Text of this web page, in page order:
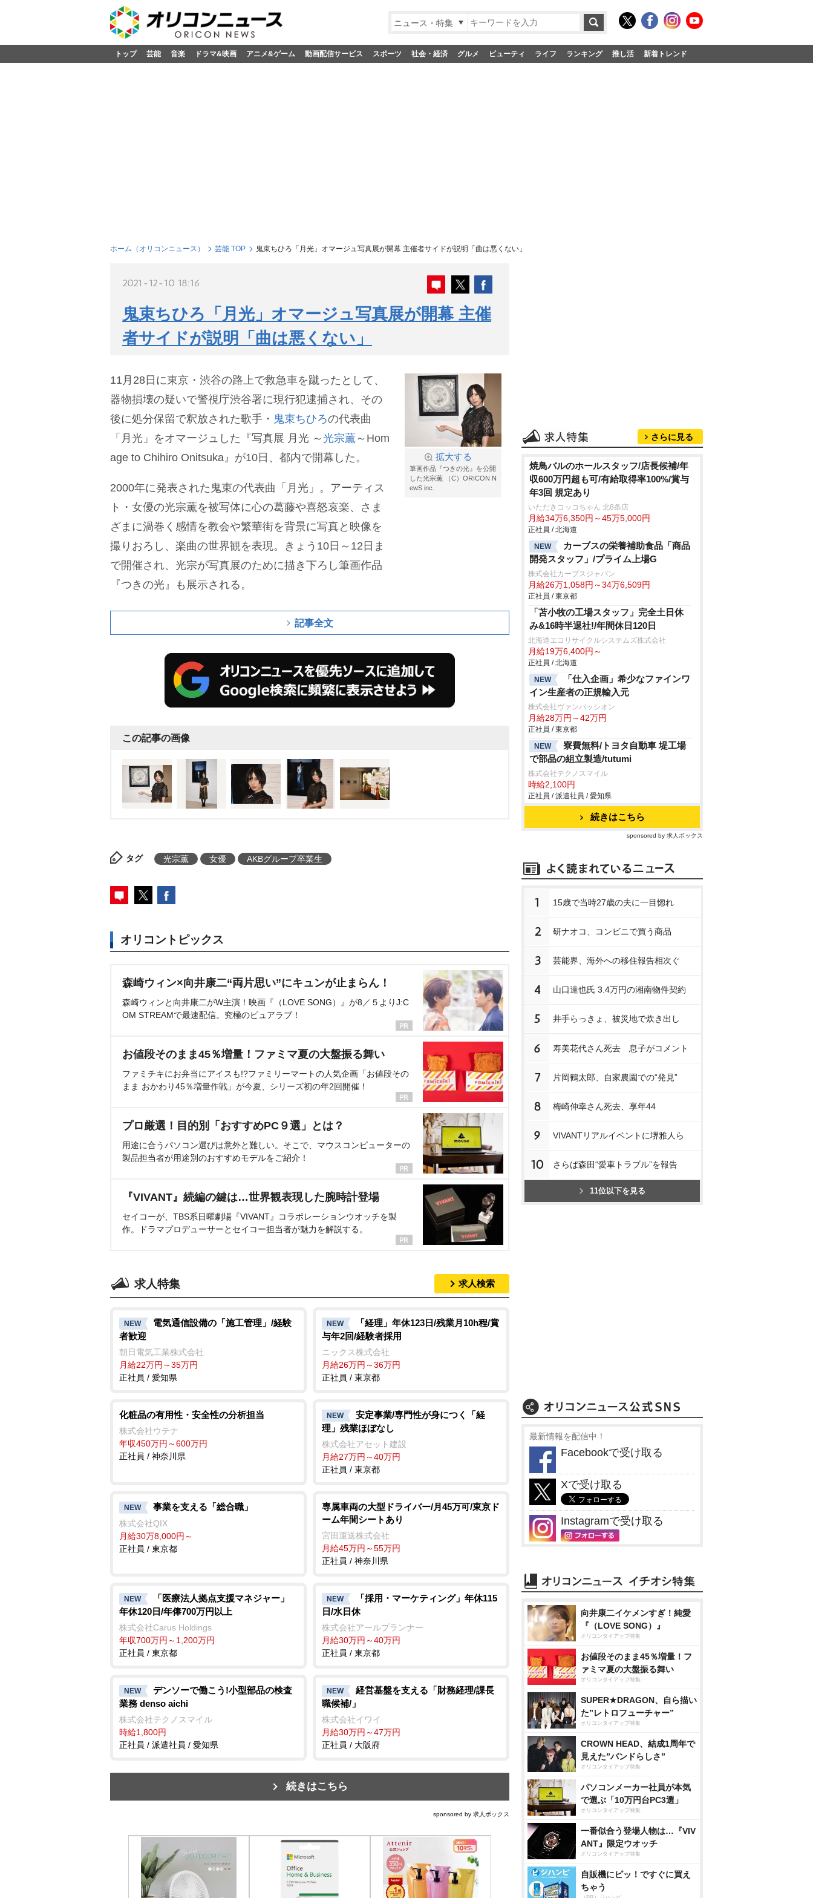
ニュース・特集
トップ 芸能 音楽 ドラマ&映画 アニメ&ゲーム 動画配信サービス スポーツ 社会・経済 グルメ ビューティ ライフ ランキング 推し活 新着トレンド
ホーム（オリコンニュース） 芸能 TOP 鬼束ちひろ「月光」オマージュ写真展が開幕 主催者サイドが説明「曲は悪くない」
2021-12-10 18:16
鬼束ちひろ「月光」オマージュ写真展が開幕 主催
者サイドが説明「曲は悪くない」
拡大する
筆画作品『つきの光』を公開
した光宗薫 （C）ORICON N
ewS inc.
11月28日に東京・渋谷の路上で救急車を蹴ったとして、
器物損壊の疑いで警視庁渋谷署に現行犯逮捕され、その
後に処分保留で釈放された歌手・ 鬼束ちひろの代表曲
「月光」をオマージュした『写真展 月光 ～ 光宗薫 ～Hom
age to Chihiro Onitsuka』が10日、都内で開幕した。
2000年に発表された鬼束の代表曲「月光」。アーティス
ト・女優の光宗薫を被写体に心の葛藤や喜怒哀楽、さま
ざまに渦巻く感情を教会や繁華街を背景に写真と映像を
撮りおろし、楽曲の世界観を表現。きょう10日～12日ま
で開催され、光宗が写真展のために描き下ろし筆画作品
『つきの光』も展示される。
記事全文
この記事の画像
タグ 光宗薫 女優 AKBグループ卒業生
オリコントピックス
森崎ウィン×向井康二“両片思い”にキュンが止まらん！
森崎ウィンと向井康二がW主演！映画『（LOVE SONG）』が8／５よりJ:C
OM STREAMで最速配信。究極のピュアラブ！
お値段そのまま45％増量！ファミマ夏の大盤振る舞い
ファミチキにお弁当にアイスも!?ファミリーマートの人気企画「お値段その
まま おかわり45％増量作戦」が今夏、シリーズ初の年2回開催！
プロ厳選！目的別「おすすめPC９選」とは？
用途に合うパソコン選びは意外と難しい。そこで、マウスコンピューターの
製品担当者が用途別のおすすめモデルをご紹介！
『VIVANT』続編の鍵は…世界観表現した腕時計登場
セイコーが、TBS系日曜劇場『VIVANT』コラボレーションウオッチを製
作。ドラマプロデューサーとセイコー担当者が魅力を解説する。
求人特集 求人検索
NEW
電気通信設備の「施工管理」/経験
者歓迎
朝日電気工業株式会社
月給22万円～35万円
正社員 / 愛知県
NEW
「経理」年休123日/残業月10h程/賞
与年2回/経験者採用
ニックス株式会社
月給26万円～36万円
正社員 / 東京都
化粧品の有用性・安全性の分析担当
株式会社ウテナ
年収450万円～600万円
正社員 / 神奈川県
NEW
安定事業/専門性が身につく「経
理」残業ほぼなし
株式会社アセット建設
月給27万円～40万円
正社員 / 東京都
NEW 事業を支える「総合職」
株式会社QIX
月給30万8,000円～
正社員 / 東京都
専属車両の大型ドライバー/月45万可/東京ド
ーム年間シートあり
宮田運送株式会社
月給45万円～55万円
正社員 / 神奈川県
NEW
「医療法人拠点支援マネジャー」
年休120日/年俸700万円以上
株式会社Carus Holdings
年収700万円～1,200万円
正社員 / 東京都
NEW
「採用・マーケティング」年休115
日/水日休
株式会社アールプランナー
月給30万円～40万円
正社員 / 東京都
NEW
デンソーで働こう!小型部品の検査
業務 denso aichi
株式会社テクノスマイル
時給1,800円
正社員 / 派遣社員 / 愛知県
NEW
経営基盤を支える「財務経理/課長
職候補/」
株式会社イワイ
月給30万円～47万円
正社員 / 大阪府
続きはこちら
sponsored by 求人ボックス
さらに見る
焼鳥バルのホールスタッフ/店長候補/年
収600万円超も可/有給取得率100%/賞与
年3回 規定あり
いただきコッコちゃん 北8条店
月給34万6,350円～45万5,000円
正社員 / 北海道
NEW
カーブスの栄養補助食品「商品
開発スタッフ」/プライム上場G
株式会社カーブスジャパン
月給26万1,058円～34万6,509円
正社員 / 東京都
「苫小牧の工場スタッフ」完全土日休
み&16時半退社!/年間休日120日
北海道エコリサイクルシステムズ株式会社
月給19万6,400円～
正社員 / 北海道
NEW
「仕入企画」希少なファインワ
イン生産者の正規輸入元
株式会社ヴァンパッシオン
月給28万円～42万円
正社員 / 東京都
NEW
寮費無料/トヨタ自動車 堤工場
で部品の組立製造/tutumi
株式会社テクノスマイル
時給2,100円
正社員 / 派遣社員 / 愛知県
続きはこちら
sponsored by 求人ボックス
1 15歳で当時27歳の夫に一目惚れ
2 研ナオコ、コンビニで買う商品
3 芸能界、海外への移住報告相次ぐ
4 山口達也氏 3.4万円の湘南物件契約
5 井手らっきょ、被災地で炊き出し
6 寿美花代さん死去 息子がコメント
7 片岡鶴太郎、自家農園での“発見”
8 梅崎伸幸さん死去、享年44
9 VIVANTリアルイベントに堺雅人ら
10 さらば森田“愛車トラブル”を報告
11位以下を見る
最新情報を配信中！
Facebookで受け取る
Xで受け取る
Instagramで受け取る
向井康二イケメンすぎ！純愛
『（LOVE SONG）』
オリコンタイアップ特集
お値段そのまま45％増量！フ
ァミマ夏の大盤振る舞い
オリコンタイアップ特集
SUPER★DRAGON、自ら描い
た”レトロフューチャー”
オリコンタイアップ特集
CROWN HEAD、結成1周年で
見えた”バンドらしさ”
オリコンタイアップ特集
パソコンメーカー社員が本気
で選ぶ「10万円台PC3選」
オリコンタイアップ特集
一番似合う登場人物は…『VIV
ANT』限定ウオッチ
オリコンタイアップ特集
自販機にピッ！ですぐに買え
ちゃう